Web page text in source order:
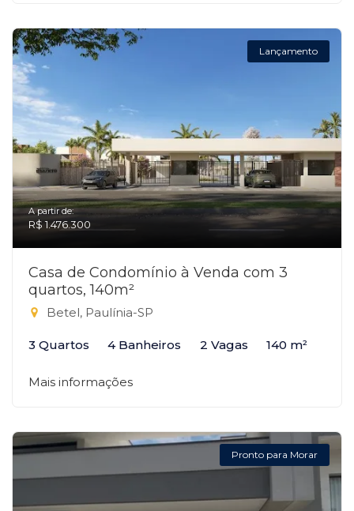
Lançamento
A partir de:
R$ 1.476.300
Casa de Condomínio à Venda com 3
quartos, 140m²
Betel, Paulínia-SP
3 Quartos 4 Banheiros 2 Vagas 140 m²
Mais informações
Pronto para Morar